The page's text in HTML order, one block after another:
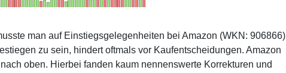
man auf Einstiegsgelegenheiten bei Amazon (WKN: 906866)
zu sein, hindert oftmals vor Kaufentscheidungen. Amazon
oben. Hierbei fanden kaum nennenswerte Korrekturen und